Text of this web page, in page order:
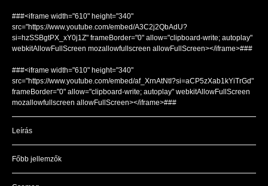
###<iframe width="610" height="340"
src="https://www.youtube.com/embed/A3C2j2QbAdU?
si=hzSSBgtPX_xY0j1Z" frameBorder="0" allow="clipboard-write; autoplay"
webkitAllowFullScreen mozallowfullscreen allowFullScreen></iframe>###
###<iframe width="610" height="340"
src="https://www.youtube.com/embed/af_XrnAtNtI?si=aCP5zXab1kYiTrGd"
frameBorder="0" allow="clipboard-write; autoplay" webkitAllowFullScreen
mozallowfullscreen allowFullScreen></iframe>###
Leírás
Főbb jellemzők